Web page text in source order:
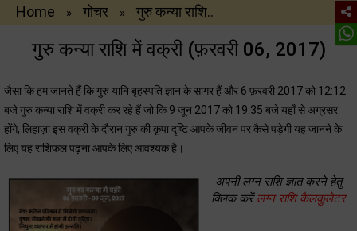
Home » गोचर » गुरु कन्या राशि..
गुरु कन्या राशि में वक्री (फ़रवरी 06, 2017)
जैसा कि हम जानते हैं कि गुरु यानि बृहस्पति ज्ञान के सागर हैं और 6 फ़रवरी 2017 को 12:12
बजे गुरु कन्या राशि में वक्री कर रहे हैं जो कि 9 जून 2017 को 19:35 बजे यहाँ से अग्रसर
होंगे, लिहाज़ा इस वक्री के दौरान गुरु की कृपा दृष्टि आपके जीवन पर कैसे पड़ेगी यह जानने के
लिए यह राशिफल पढ़ना आपके लिए आवश्यक है।
अपनी लग्न राशि ज्ञात करने हेतु
क्लिक करेंलग्न राशि कैलकुलेटर